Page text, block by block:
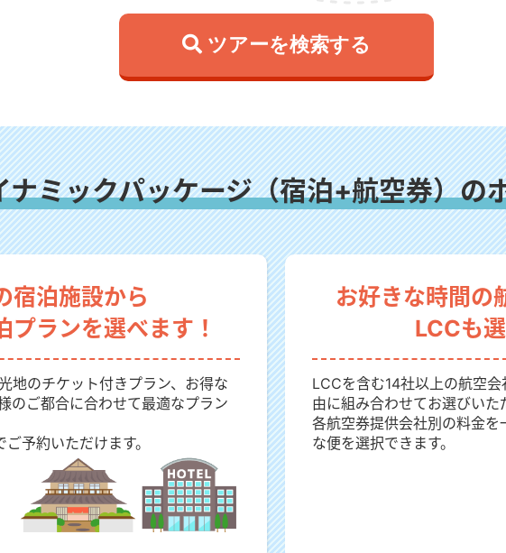
 ツアーを検索する
ナミックパッケージ（宿泊+航空券）の
宿泊施設から
プランを選べます！
地のチケット付きプラン、お得な
のご都合に合わせて最適なプラン
予約いただけます。
お好きな時間の
LCCも選
LCCを含む14社以上の航空
由に組み合わせてお選びいた
各航空券提供会社別の料金
な便を選択できます。